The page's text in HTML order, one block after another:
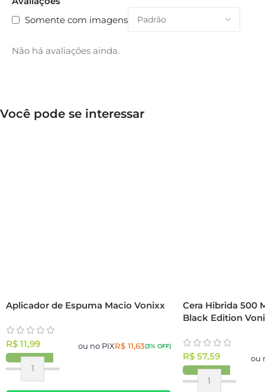
Somente com imagens
Não há avaliações ainda.
Você pode se interessar
Aplicador de Espuma Macio Vonixx
R$ 11,99 ou no PIXR$11,63(3% OFF)
Cera Hibrida 500
Black Edition
R$57,59 ou